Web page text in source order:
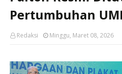
Pertumbuhan
Redaksi Minggu, Maret 08, 2026